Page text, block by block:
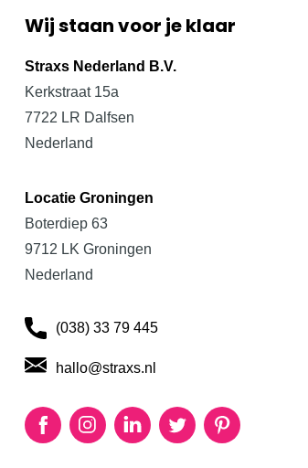
Wij staan voor je klaar
Straxs Nederland B.V.
Kerkstraat 15a
7722 LR Dalfsen
Nederland
Locatie Groningen
Boterdiep 63
9712 LK Groningen
Nederland
(038) 33 79 445
hallo@straxs.nl
FacebookInstagramLinkedInTwitterPinterest